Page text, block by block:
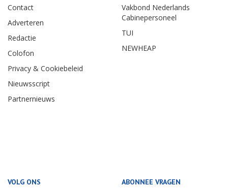
Contact
Adverteren
Redactie
Colofon
Privacy & Cookiebeleid
Nieuwsscript
Partnernieuws
Vakbond Nederlands
Cabinepersoneel
TUI
NEWHEAP
VOLG ONS ABONNEE VRAGEN